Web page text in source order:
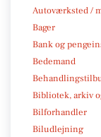
Autoværksted /
Bager
Bank og
Bedemand
Bibliotek, arkiv
Bilforhandler
Biludlejning